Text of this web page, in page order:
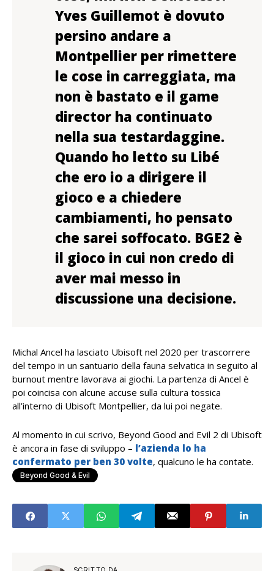
Yves Guillemot è dovuto
persino andare a
Montpellier per rimettere
le cose in carreggiata, ma
non è bastato e il game
director ha continuato
nella sua testardaggine.
Quando ho letto su Libé
che ero io a dirigere il
gioco e a chiedere
cambiamenti, ho pensato
che sarei soffocato. BGE2 è
il gioco in cui non credo di
aver mai messo in
discussione una decisione.
Michal Ancel ha lasciato Ubisoft nel 2020 per trascorrere
del tempo in un santuario della fauna selvatica in seguito al
burnout mentre lavorava ai giochi. La partenza di Ancel è
poi coincisa con alcune accuse sulla cultura tossica
all’interno di Ubisoft Montpellier, da lui poi negate.
Al momento in cui scrivo, Beyond Good and Evil 2 di Ubisoft
è ancora in fase di sviluppo – l’azienda lo ha
confermato per ben 30 volte, qualcuno le ha contate.
Beyond Good & Evil